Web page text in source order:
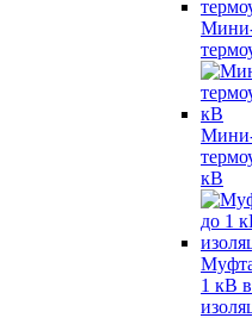
Мини-
Мини-
кВ
1 кВ